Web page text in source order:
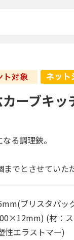
カーブキ
る調理鋏。
でとさせていた
ブリスタパッ
(材：ス
性エラストマー)